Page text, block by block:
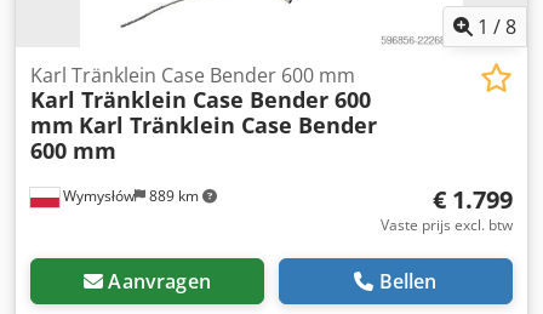
1 /8
Wymysłów 889 km
Karl Tränklein Case Bender 600 mm
Karl Tränklein Case Bender 600
mm Karl Tränklein Case Bender
600 mm
€ 1.799
Vaste prijs excl. btw
Aanvragen Bellen